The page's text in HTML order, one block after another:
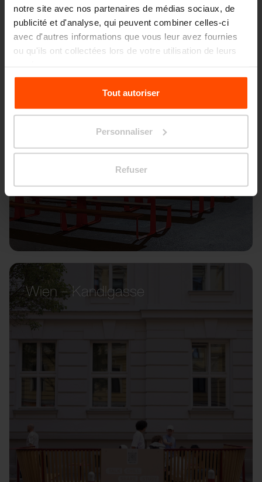
notre site avec nos partenaires de médias sociaux, de
publicité et d'analyse, qui peuvent combiner celles-ci
avec d'autres informations que vous leur avez fournies
ou qu'ils ont collectées lors de votre utilisation de leurs
Pour plus d'informations, veuillez consulter le
sitePrinciples Relating to the Processing Personal
Tout autoriser
Personnaliser
Refuser
Wien – Kandlgasse